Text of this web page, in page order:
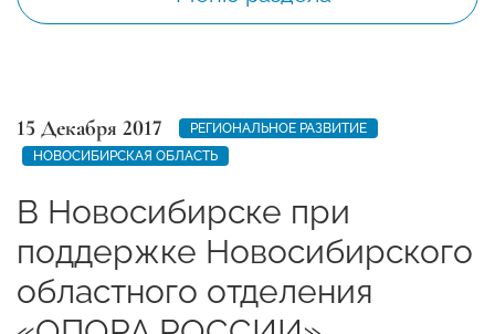
15 Декабря 2017
РЕГИОНАЛЬНОЕ РАЗВИТИЕ
НОВОСИБИРСКАЯ ОБЛАСТЬ
В Новосибирске при
поддержке Новосибирского
областного отделения